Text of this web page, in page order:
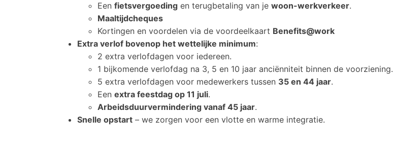
Een fietsvergoeding en terugbetaling van je woon-werkverkeer.
Maaltijdcheques
Kortingen en voordelen via de voordeelkaart Benefits@work
Extra verlof bovenop het wettelijke minimum:
2 extra verlofdagen voor iedereen.
1 bijkomende verlofdag na 3, 5 en 10 jaar anciënniteit binnen de voorziening.
5 extra verlofdagen voor medewerkers tussen 35 en 44 jaar.
Een extra feestdag op 11 juli.
Arbeidsduurvermindering vanaf 45 jaar.
Snelle opstart – we zorgen voor een vlotte en warme integratie.